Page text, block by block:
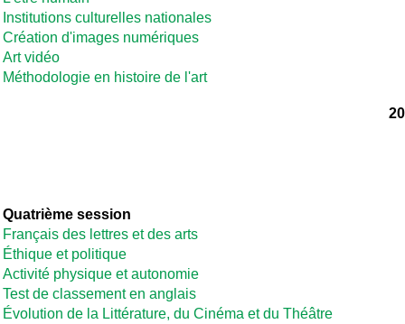
Institutions culturelles nationales
Création d'images numériques
Art vidéo
Méthodologie en histoire de l'art
Quatrième session
Français des lettres et des arts
Éthique et politique
Activité physique et autonomie
Test de classement en anglais
Évolution de la Littérature, du Cinéma et du Théâtre